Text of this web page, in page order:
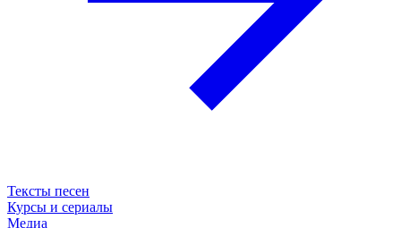
Тексты песен
Курсы и сериалы
Медиа